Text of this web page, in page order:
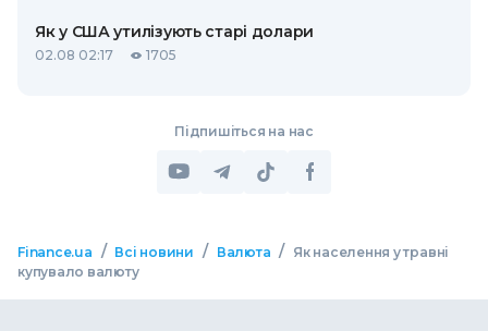
Як у США утилізують старі долари
02.08 02:17 1705
Підпишіться на нас
Finance.ua / Всі новини / Валюта / Як населення у травні
купувало валюту